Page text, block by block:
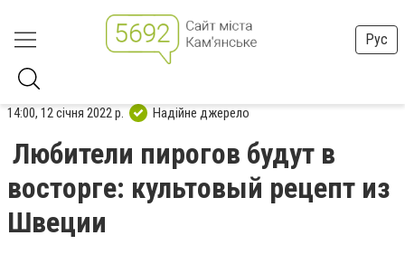
Рус
14:00, 12 січня 2022 р. Надійне джерело
Любители пирогов будут в
восторге: культовый рецепт из
Швеции